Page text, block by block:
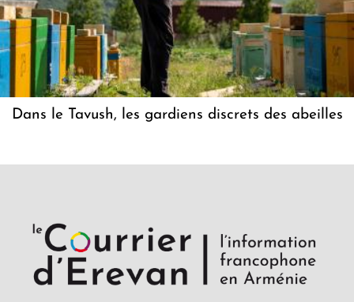
Dans le Tavush, les gardiens discrets des abeilles